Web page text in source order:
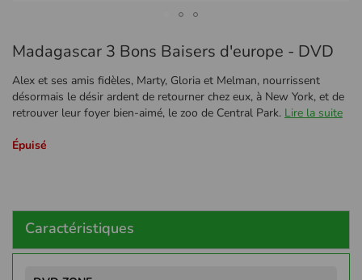
au
de
la
Galerie
Madagascar 3 Bons Baisers d'europe - DVD
Alex et ses amis fidèles, Marty, Gloria et Melman, nourrissent
désormais le désir ardent de retourner chez eux, à New York, et de
retrouver leur foyer bien-aimé, le zoo de Central Park. Lire la suite
Épuisé
Caractéristiques